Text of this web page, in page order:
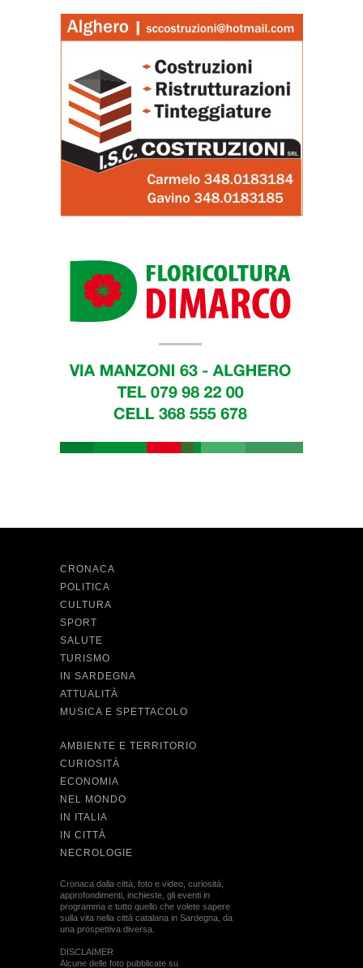
CRONACA
POLITICA
CULTURA
SPORT
SALUTE
TURISMO
IN SARDEGNA
ATTUALITÀ
MUSICA E SPETTACOLO
AMBIENTE E TERRITORIO
CURIOSITÀ
ECONOMIA
NEL MONDO
IN ITALIA
IN CITTÀ
NECROLOGIE
Cronaca dalla città, foto e video, curiosità,
approfondimenti, inchieste, gli eventi in
programma e tutto quello che volete sapere
sulla vita nella città catalana in Sardegna, da
una prospettiva diversa.
DISCLAIMER
Alcune delle foto pubblicate su